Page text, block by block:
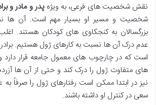
نقش شخصیت های فرعی، به ویژهپدر و مادر و
شخصیت و مسیر او بسیار مهم است. آن ها
بزرگسالان به کنجکاوی های کودکان هستند.
عدم درک آن ها نسبت به کارهای ژول هستیم.
است که در چارچوب های معمول جامعه قرار دارد
های متفاوت ژول را درک کند و حتی از آن ها
نیز در ابتدا ممکن است رفتارهای ژول را صرفاً به
سعی در کنترل او داشته باشند.